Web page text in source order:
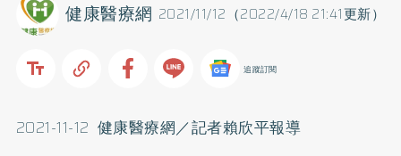
2021/11/12（2022/4/18 21:41更新）
健康醫療網
追蹤訂閱
2021-11-12 健康醫療網／記者賴欣平報導